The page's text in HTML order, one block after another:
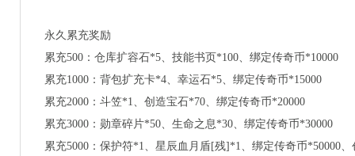
永久累充奖励
累充500：仓库扩容石*5、技能书页*100、绑定传奇币*10000
累充1000：背包扩充卡*4、幸运石*5、绑定传奇币*15000
累充2000：斗笠*1、创造宝石*70、绑定传奇币*20000
累充3000：勋章碎片*50、生命之息*30、绑定传奇币*30000
累充5000：保护符*1、星辰血月盾[残]*1、绑定传奇币*50000